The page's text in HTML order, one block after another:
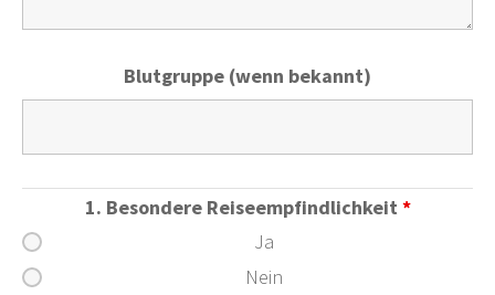
Blutgruppe (wenn bekannt)
1. Besondere Reiseempfindlichkeit *
Ja
Nein